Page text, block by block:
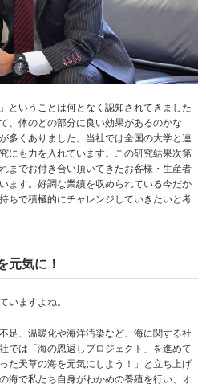
ということは何となく認知されてきました
、体のどの部分に良い効果があるのかな
多くありました。当社では全国の大学と連
にも力を入れています。この研究結果次第
までお付き合い頂いてきたお客様・生産者
ます。好調な業績を収められている今だか
ちで積極的にチャレンジしていきたいと考
元気に！
いますよね。
足、温暖化や海洋汚染など、海に関する社
では「海の恩返しプロジェクト」を進めて
た天草の海を元気にしよう！」と立ち上げ
海で私たち自身がわかめの養殖を行い、オ